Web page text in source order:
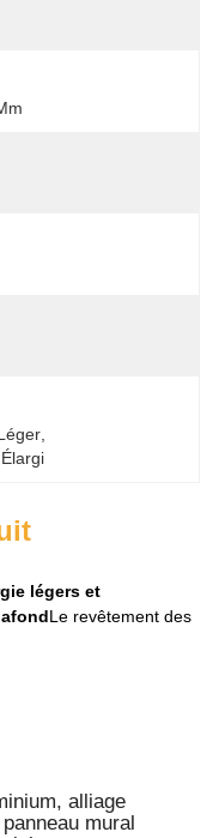
légers et
Le revêtement des
alliage
mural